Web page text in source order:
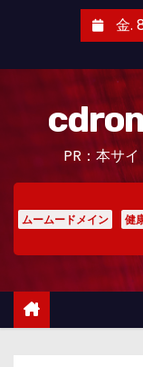
金.
PR：本サ
ムームードメイン 健